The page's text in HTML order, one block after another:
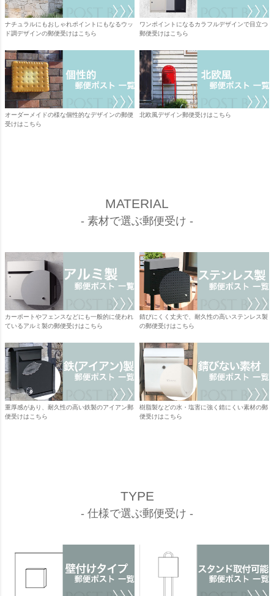
ナチュラルにもおしゃれポイントにもなるウッ
ド調デザインの郵便受けはこちら
ワンポイントになるカラフルデザインで目立つ
郵便受けはこちら
オーダーメイドの様な個性的なデザインの郵便
受けはこちら
北欧風デザイン郵便受けはこちら
MATERIAL
- 素材で選ぶ郵便受け -
カーポートやフェンスなどにも一般的に使われ
ているアルミ製の郵便受けはこちら
錆びにくく丈夫で、耐久性の高いステンレス製
の郵便受けはこちら
重厚感があり、耐久性の高い鉄製のアイアン郵
便受けはこちら
樹脂製などの水・塩害に強く錆にくい素材の郵
便受けはこちら
TYPE
- 仕様で選ぶ郵便受け -